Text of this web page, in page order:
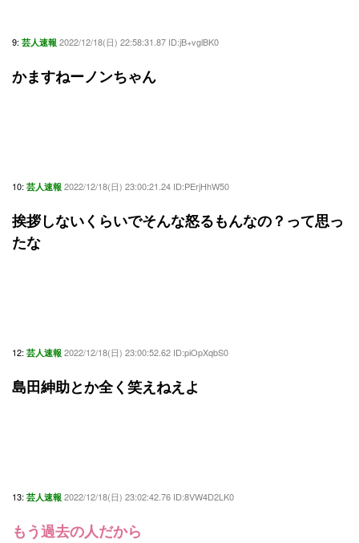
9: 芸人速報 2022/12/18(日) 22:58:31.87 ID:jB+vglBK0
かますねーノンちゃん
10: 芸人速報 2022/12/18(日) 23:00:21.24 ID:PErjHhW50
挨拶しないくらいでそんな怒るもんなの？って思っ
たな
12: 芸人速報 2022/12/18(日) 23:00:52.62 ID:piOpXqbS0
島田紳助とか全く笑えねえよ
13: 芸人速報 2022/12/18(日) 23:02:42.76 ID:8VW4D2LK0
もう過去の人だから